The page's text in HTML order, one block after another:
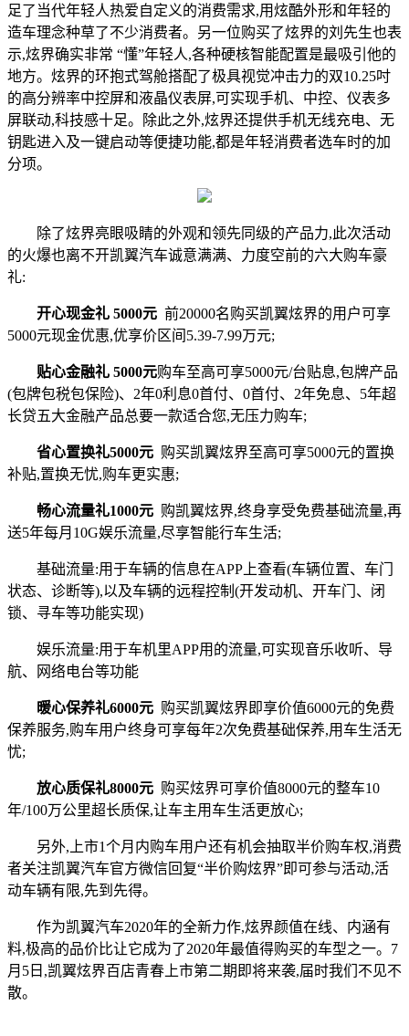
足了当代年轻人热爱自定义的消费需求,用炫酷外形和年轻的
造车理念种草了不少消费者。另一位购买了炫界的刘先生也表
示,炫界确实非常 “懂”年轻人,各种硬核智能配置是最吸引他的
地方。炫界的环抱式驾舱搭配了极具视觉冲击力的双10.25吋
的高分辨率中控屏和液晶仪表屏,可实现手机、中控、仪表多
屏联动,科技感十足。除此之外,炫界还提供手机无线充电、无
钥匙进入及一键启动等便捷功能,都是年轻消费者选车时的加
分项。
除了炫界亮眼吸睛的外观和领先同级的产品力,此次活动
的火爆也离不开凯翼汽车诚意满满、力度空前的六大购车豪
礼:
开心现金礼 5000元 前20000名购买凯翼炫界的用户可享
5000元现金优惠,优享价区间5.39-7.99万元;
贴心金融礼 5000元购车至高可享5000元/台贴息,包牌产品
(包牌包税包保险)、2年0利息0首付、0首付、2年免息、5年超
长贷五大金融产品总要一款适合您,无压力购车;
省心置换礼5000元 购买凯翼炫界至高可享5000元的置换
补贴,置换无忧,购车更实惠;
畅心流量礼1000元 购凯翼炫界,终身享受免费基础流量,再
送5年每月10G娱乐流量,尽享智能行车生活;
基础流量:用于车辆的信息在APP上查看(车辆位置、车门
状态、诊断等),以及车辆的远程控制(开发动机、开车门、闭
锁、寻车等功能实现)
娱乐流量:用于车机里APP用的流量,可实现音乐收听、导
航、网络电台等功能
暖心保养礼6000元 购买凯翼炫界即享价值6000元的免费
保养服务,购车用户终身可享每年2次免费基础保养,用车生活无
忧;
放心质保礼8000元 购买炫界可享价值8000元的整车10
年/100万公里超长质保,让车主用车生活更放心;
另外,上市1个月内购车用户还有机会抽取半价购车权,消费
者关注凯翼汽车官方微信回复“半价购炫界”即可参与活动,活
动车辆有限,先到先得。
作为凯翼汽车2020年的全新力作,炫界颜值在线、内涵有
料,极高的品价比让它成为了2020年最值得购买的车型之一。7
月5日,凯翼炫界百店青春上市第二期即将来袭,届时我们不见不
散。